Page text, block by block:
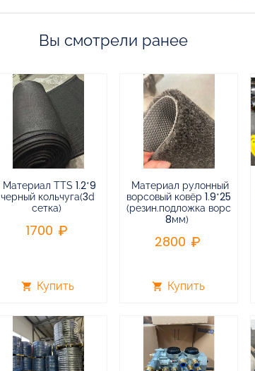
Вы смотрели ранее
Материал TTS 1.2*9
черный кольчуга(3d
сетка)
1700
shopping_cart Купить
Материал рулонный
ворсовый ковёр 1.9*25
(резин.подложка ворс
8мм)
2800
shopping_cart Купить